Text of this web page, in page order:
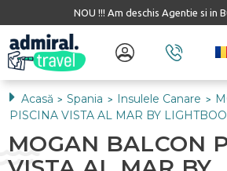
NOU !!! Am deschis Agentie si in
Acasă > Spania > Insulele Canare >
PISCINA VISTA AL MAR BY
MOGAN BALCON